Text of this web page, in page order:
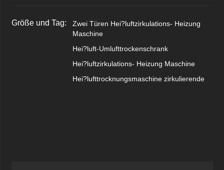
Größe und Tag:
Zwei Türen Hei?luftzirkulations- Heizung
Maschine
Hei?luft-Umlufttrockenschrank
Hei?luftzirkulations- Heizung Maschine
Hei?lufttrocknungsmaschine zirkulierende